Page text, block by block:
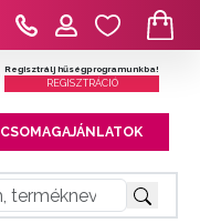
Regisztrálj hűségprogramunkba!
REGISZTRÁCIÓ
CSOMAGAJÁNLATOK